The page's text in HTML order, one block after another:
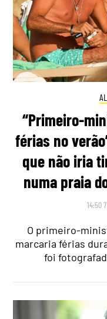
“Primeiro-
férias no
que não iria
numa praia
14:50
O primeiro-
marcaria férias
foi